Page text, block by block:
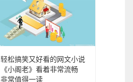
轻松搞笑又好看的网文小说
《小阁老》看着非常流畅
非常值得一读